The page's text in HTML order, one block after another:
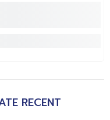
RECENT